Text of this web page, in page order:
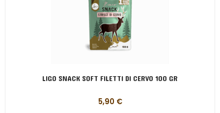
LIGO SNACK SOFT FILETTI DI CERVO 100 GR
5,90 €